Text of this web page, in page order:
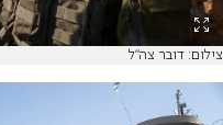
צילום: דובר צה"ל